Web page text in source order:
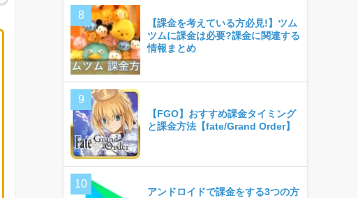
【課金を考えている方必見!】ツム
ツムに課金は必要?課金に関連する
情報まとめ
【FGO】おすすめ課金タイミング
と課金方法【fate/Grand Order】
アンドロイドで課金をする3つの方